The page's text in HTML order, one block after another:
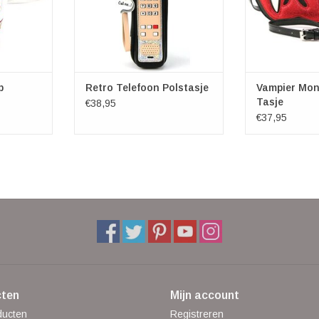
Retro Telefoon Polstasje
€38,95
Vampier
Tasje
€37,95
Mijn account
Registreren